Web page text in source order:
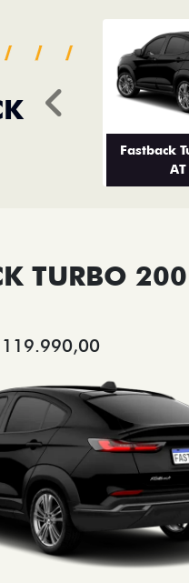
Fastback
Anterior
TURBO